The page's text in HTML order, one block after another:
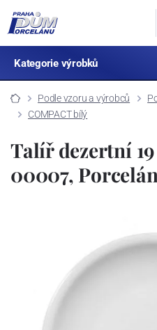
Kategorie výrobků
Podle vzoru a výrobců
COMPACT bílý
Talíř dezertní
00007,